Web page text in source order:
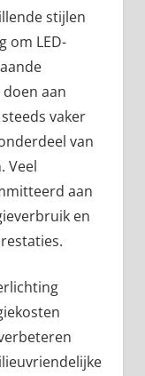
stijlen
om LED-
aan
vaker
van
Veel
aan
en